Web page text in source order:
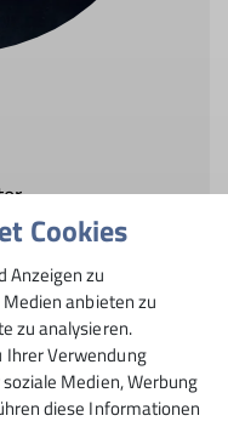
rosenheim.de
Cookies
Anzeigen zu
anbieten zu
zu analysieren.
Verwendung
Medien, Werbung
diese Informationen